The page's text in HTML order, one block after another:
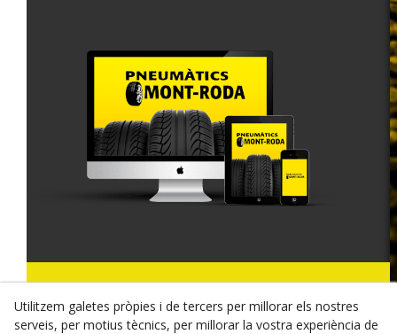
© 08/2026 MONT-RODA - Tots els drets reservats.
Política de Privacitat
Utilitzem galetes pròpies i de tercers per millorar els nostres
serveis, per motius tècnics, per millorar la vostra experiència de